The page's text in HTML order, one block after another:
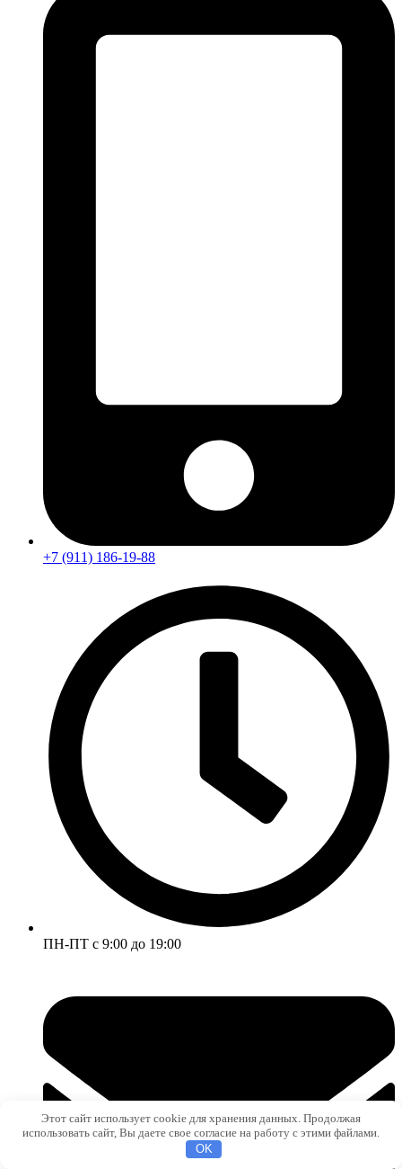
+7 (911) 186-19-88
ПН-ПТ с 9:00 до 19:00
Этот сайт использует cookie для хранения данных. Продолжая
использовать сайт, Вы даете свое согласие на работу с этими файлами.
OK